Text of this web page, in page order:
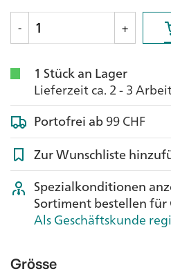
-
+
1 Stück an Lager
Lieferzeit ca. 2 - 3
Portofrei ab99 CHF
Zur Wunschliste
Spezialkonditionen
Sortiment bestellen für
Als Geschäftskunde
Grösse